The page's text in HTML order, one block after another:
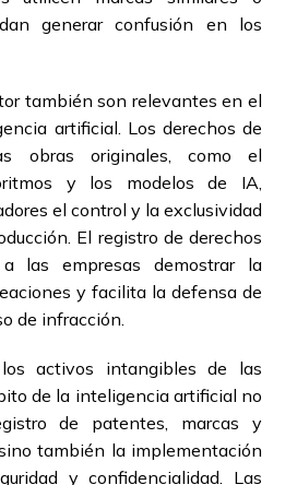
generar confusión en los
también son relevantes en el
artificial. Los derechos de
obras originales, como el
y los modelos de IA,
el control y la exclusividad
El registro de derechos
las empresas demostrar la
y facilita la defensa de
de infracción.
activos intangibles de las
de la inteligencia artificial no
de patentes, marcas y
también la implementación
y confidencialidad. Las